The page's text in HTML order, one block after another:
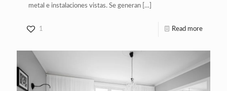
metal e instalaciones vistas. Se generan […]
1 Read more